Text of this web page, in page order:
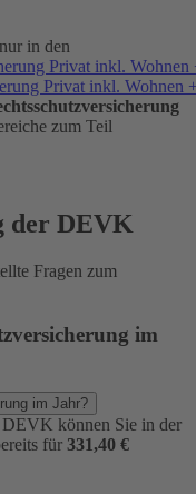
in den
Privat inkl. Wohnen
Privat inkl. Wohnen
zum Teil
der DEVK
Fragen zum
im
im Jahr?
DEVK können Sie in der
für 331,40 €